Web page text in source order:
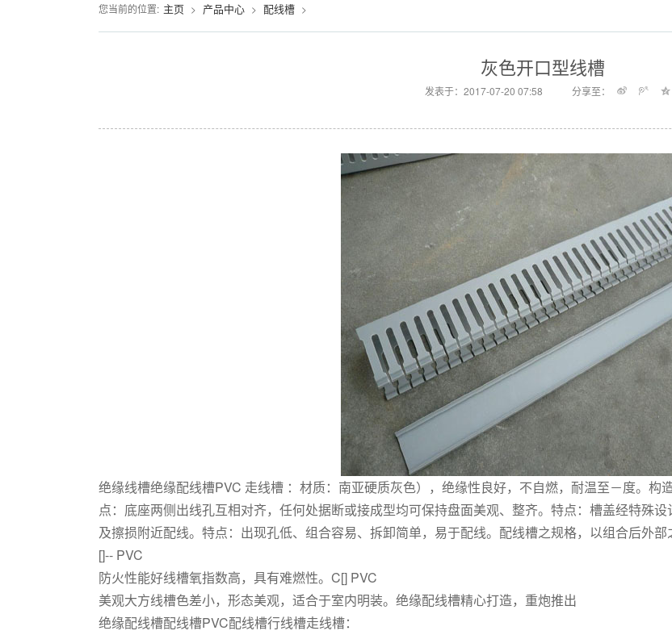
您当前的位置: 主页 > 产品中心 > 配线槽 >
灰色开口型线槽
发表于：2017-07-20 07:58 分享至：
绝缘线槽绝缘配线槽PVC 走线槽 ：材质：南亚硬质灰色），绝缘性良好，不自燃，耐温至－度。
点：底座两侧出线孔互相对齐，任何处据断或接成型均可保持盘面美观、整齐。特点：槽盖经特殊
及擦损附近配线。特点：出现孔低、组合容易、拆卸简单，易于配线。配线槽之规格，以组合后外
[]-- PVC
防火性能好线槽氧指数高，具有难燃性。C[] PVC
美观大方线槽色差小，形态美观，适合于室内明装。绝缘配线槽精心打造，重炮推出
绝缘配线槽配线槽PVC配线槽行线槽走线槽：